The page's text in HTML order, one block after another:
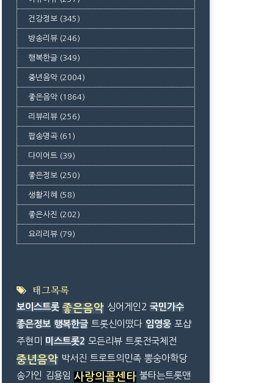
건강정보 (345)
방송리뷰 (246)
행복한글 (349)
중년음악 (2004)
좋은음악 (1864)
리뷰리뷰 (256)
팝송명곡 (61)
다이어트 (39)
좋은정보 (250)
생활지혜 (58)
좋은사진 (202)
요리리뷰 (79)
태그목록
보이스트롯 좋은음악 싱어게인2 국민가수
좋은정보 행복한글 트롯신이떴다 임영웅 포샵
주현미
미스트롯2 모든리뷰 트롯전국체전
중년음악 박서진 트로트의민족 뽕숭아학당
송가인 김용임 사랑의콜센타 불타는트롯맨